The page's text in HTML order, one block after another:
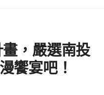
，嚴選南投
饗宴吧！